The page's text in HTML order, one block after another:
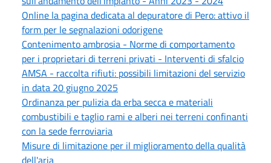
Online la pagina dedicata al depuratore di Pero: attivo il
form per le segnalazioni odorigene
Contenimento ambrosia - Norme di comportamento
per i proprietari di terreni privati - Interventi di sfalcio
AMSA - raccolta rifiuti: possibili limitazioni del servizio
in data 20 giugno 2025
Ordinanza per pulizia da erba secca e materiali
combustibili e taglio rami e alberi nei terreni confinanti
con la sede ferroviaria
Misure di limitazione per il miglioramento della qualità
dell'aria